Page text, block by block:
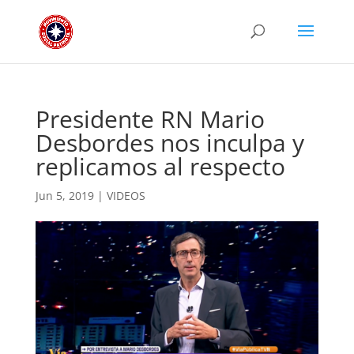
Presidente RN Mario
Desbordes nos inculpa y
replicamos al respecto
Jun 5, 2019| VIDEOS